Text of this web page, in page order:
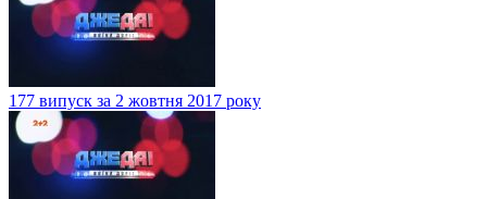
177 випуск за 2 жовтня 2017 року